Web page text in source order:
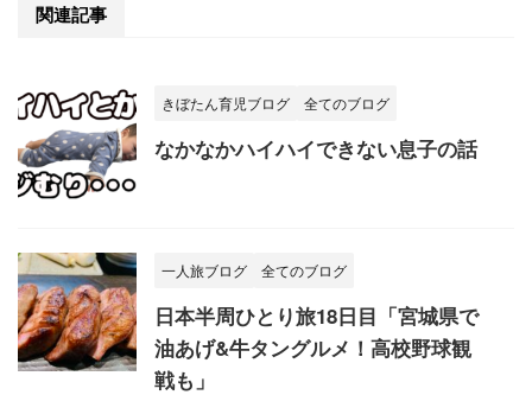
関連記事
きぼたん育児ブログ 全てのブログ
なかなかハイハイできない息子の話
一人旅ブログ 全てのブログ
日本半周ひとり旅18日目「宮城県で
油あげ&牛タングルメ！高校野球観
戦も」